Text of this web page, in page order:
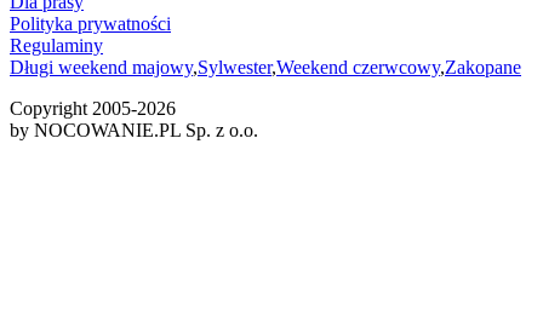
Polityka prywatności
Regulaminy
Długi weekend majowy,Sylwester,Weekend czerwcowy,Zakopane
Copyright 2005-2026
by NOCOWANIE.PL Sp. z o.o.